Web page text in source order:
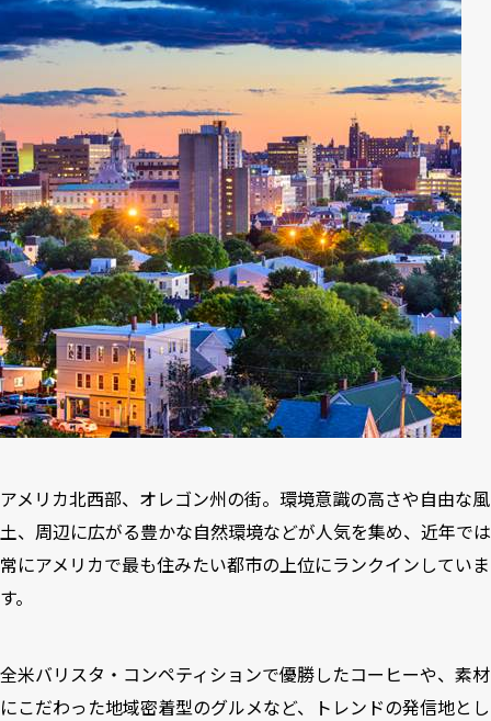
10
１位 ボルドー（フランス）
アメリカ北西部、オレゴン州の街。環境意識の高さや自由な風
土、周辺に広がる豊かな自然環境などが人気を集め、近年では
常にアメリカで最も住みたい都市の上位にランクインしていま
す。
全米バリスタ・コンペティションで優勝したコーヒーや、素材
にこだわった地域密着型のグルメなど、トレンドの発信地とし